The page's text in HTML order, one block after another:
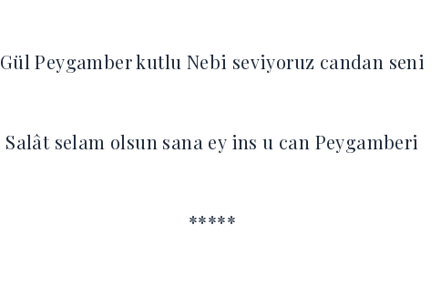
Gül Peygamber kutlu Nebi seviyoruz candan seni
Salât selam olsun sana ey ins u can Peygamberi
*****